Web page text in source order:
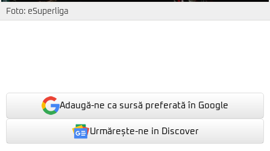
Foto: eSuperliga
Adaugă-ne ca sursă preferată în Google
Urmărește-ne in Discover